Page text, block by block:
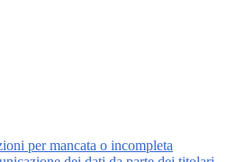
per mancata o incompleta